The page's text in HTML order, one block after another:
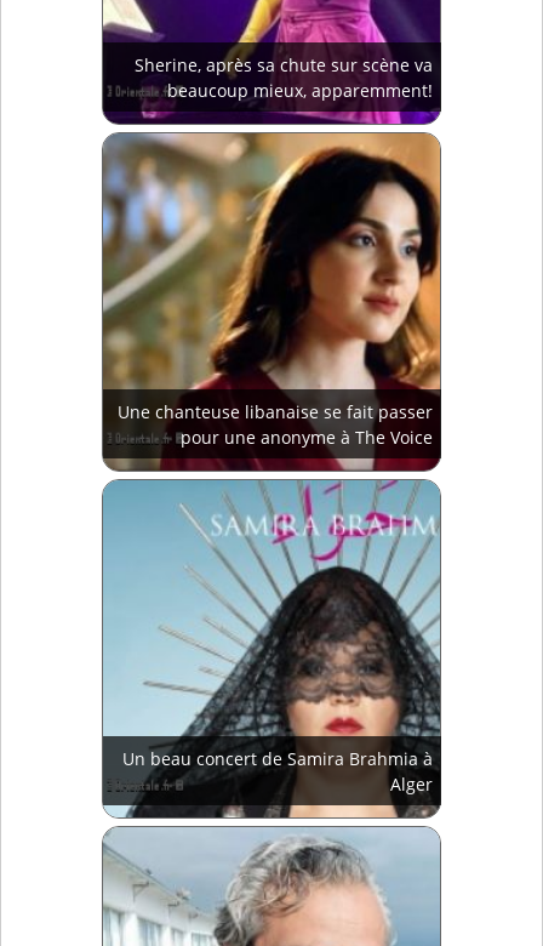
Sherine, après sa chute sur scène va
beaucoup mieux, apparemment!
Une chanteuse libanaise se fait passer
pour une anonyme à The Voice
Un beau concert de Samira Brahmia à
Alger